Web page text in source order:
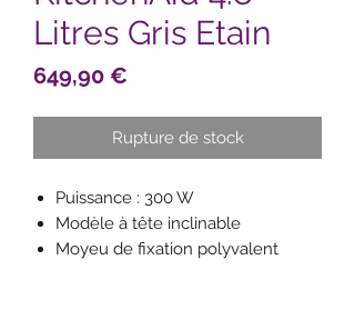
Litres Gris Etain
649,90 €
Rupture de stock
Puissance : 300 W
Modèle à tête inclinable
Moyeu de fixation polyvalent